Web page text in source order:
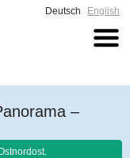
Deutsch English
–